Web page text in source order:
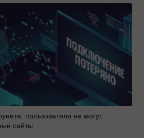
пользователи не могут
сайты